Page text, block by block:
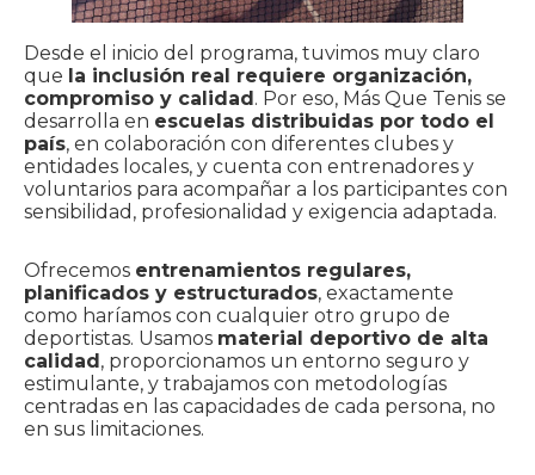
Desde el inicio del programa, tuvimos muy claro
que la inclusión real requiere organización,
compromiso y calidad. Por eso, Más Que Tenis se
desarrolla en escuelas distribuidas por todo el
país, en colaboración con diferentes clubes y
entidades locales, y cuenta con entrenadores y
voluntarios para acompañar a los participantes con
sensibilidad, profesionalidad y exigencia adaptada.
Ofrecemos entrenamientos regulares,
planificados y estructurados, exactamente
como haríamos con cualquier otro grupo de
deportistas. Usamos material deportivo de alta
calidad, proporcionamos un entorno seguro y
estimulante, y trabajamos con metodologías
centradas en las capacidades de cada persona, no
en sus limitaciones.